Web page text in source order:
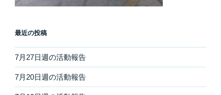
最近の投稿
7月27日週の活動報告
7月20日週の活動報告